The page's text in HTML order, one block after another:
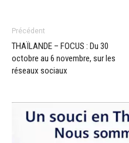
Précédent
THAÏLANDE – FOCUS : Du 30
octobre au 6 novembre, sur les
réseaux sociaux